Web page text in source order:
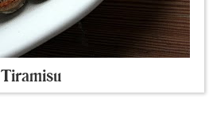
Tiramisu